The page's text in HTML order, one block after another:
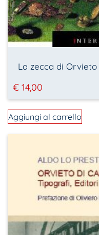
La zecca di Orvieto
€ 14,00
Aggiungi al carrello